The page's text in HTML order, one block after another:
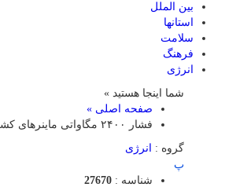
بین الملل
استانها
سلامت
فرهنگ
انرژی
شما اینجا هستید »
صفحه اصلی »
فشار ۲۴۰۰ مگاواتی ماینرهای کشف شده بر شبکه برق
گروه :
انرژی
پ
شناسه : 27670